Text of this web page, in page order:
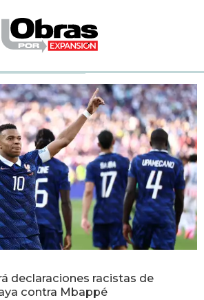
declaraciones racistas de
contra Mbappé